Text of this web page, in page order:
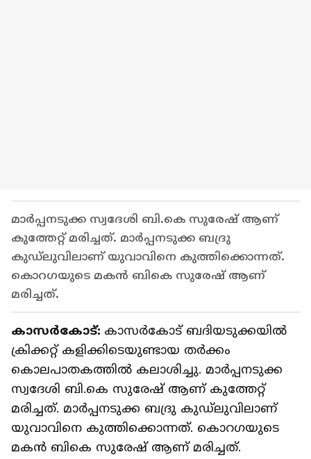
മാർപ്പനടുക്ക സ്വദേശി ‌ബി.കെ സുരേഷ് ആണ്
കുത്തേറ്റ് മരിച്ചത്. മാർപ്പനടുക്ക ബദ്രു
കുഡ്‌ലുവിലാണ് യുവാവിനെ കുത്തിക്കൊന്നത്.
കൊറഗയുടെ മകൻ ബികെ സുരേഷ് ആണ്
മരിച്ചത്.
കാസർകോട്: കാസർകോട് ബദിയടുക്കയിൽ
ക്രിക്കറ്റ് കളിക്കിടെയുണ്ടായ തർക്കം
കൊലപാതകത്തിൽ കലാശിച്ചു. മാർപ്പനടുക്ക
സ്വദേശി ‌ബി.കെ സുരേഷ് ആണ് കുത്തേറ്റ്
മരിച്ചത്. മാർപ്പനടുക്ക ബദ്രു കുഡ്‌ലുവിലാണ്
യുവാവിനെ കുത്തിക്കൊന്നത്. കൊറഗയുടെ
മകൻ ബികെ സുരേഷ് ആണ് മരിച്ചത്.